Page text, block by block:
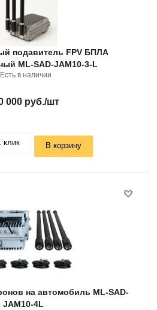
подавитель FPV БПЛА
ML-SAD-JAM10-3-L
Есть в наличии
000 руб./шт
клик В корзину
на автомобиль ML-SAD-
JAM10-4L